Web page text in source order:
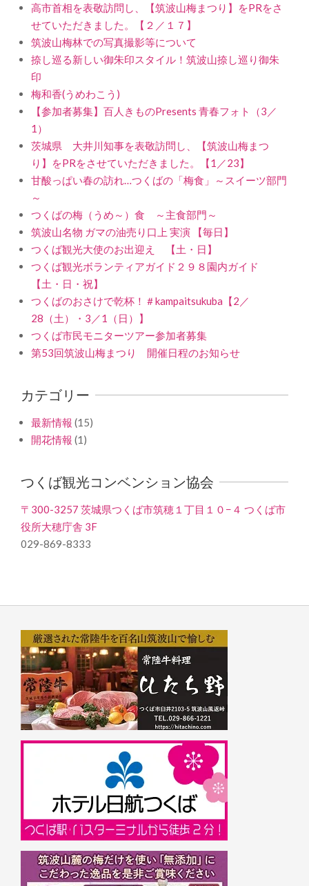
高市首相を表敬訪問し、【筑波山梅まつり】をPRをさ
せていただきました。【２／１７】
筑波山梅林での写真撮影等について
捺し巡る新しい御朱印スタイル！筑波山捺し巡り御朱
印
梅和香(うめわこう)
【参加者募集】百人きものPresents 青春フォト（3／
1）
茨城県 大井川知事を表敬訪問し、【筑波山梅まつ
り】をPRをさせていただきました。【1／23】
甘酸っぱい春の訪れ…つくばの「梅食」～スイーツ部門
～
つくばの梅（うめ～）食 ～主食部門～
筑波山名物 ガマの油売り口上 実演 【毎日】
つくば観光大使のお出迎え 【土・日】
つくば観光ボランティアガイド２９８園内ガイド
【土・日・祝】
つくばのおさけで乾杯！＃kampaitsukuba【2／
28（土）・3／1（日）】
つくば市民モニターツアー参加者募集
第53回筑波山梅まつり 開催日程のお知らせ
カテゴリー
最新情報 (15)
開花情報 (1)
つくば観光コンベンション協会
〒300-3257 茨城県つくば市筑穂１丁目１０−４ つくば市
役所大穂庁舎 3F
029-869-8333